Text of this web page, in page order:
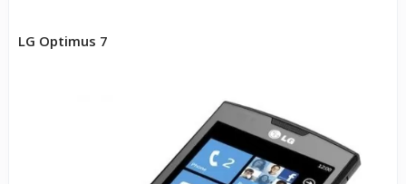
LG Optimus 7